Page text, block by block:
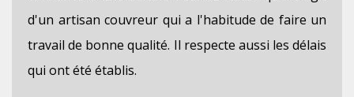
d'un artisan couvreur qui a l'habitude de faire un
travail de bonne qualité. Il respecte aussi les délais
qui ont été établis.